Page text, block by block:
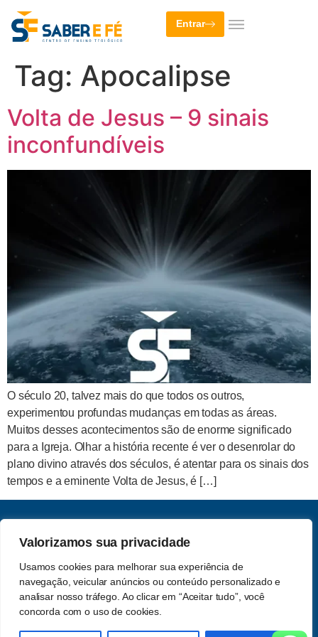
Valorizamos sua privacidade
Usamos cookies para melhorar sua experiência de
navegação, veicular anúncios ou conteúdo personalizado e
analisar nosso tráfego. Ao clicar em “Aceitar tudo”, você
concorda com o uso de cookies.
Entrar
Tag: Apocalipse
Volta de Jesus – 9 sinais
inconfundíveis
O século 20, talvez mais do que todos os outros,
experimentou profundas mudanças em todas as áreas.
Muitos desses acontecimentos são de enorme significado
para a Igreja. Olhar a história recente é ver o desenrolar do
plano divino através dos séculos, é atentar para os sinais dos
tempos e a eminente Volta de Jesus, é […]
Acompanhe-nos nas redes
sociais
CNPJ: 62.357.060.0001-13
Saber e Fé Teologia LTDA
Política de Privacidade